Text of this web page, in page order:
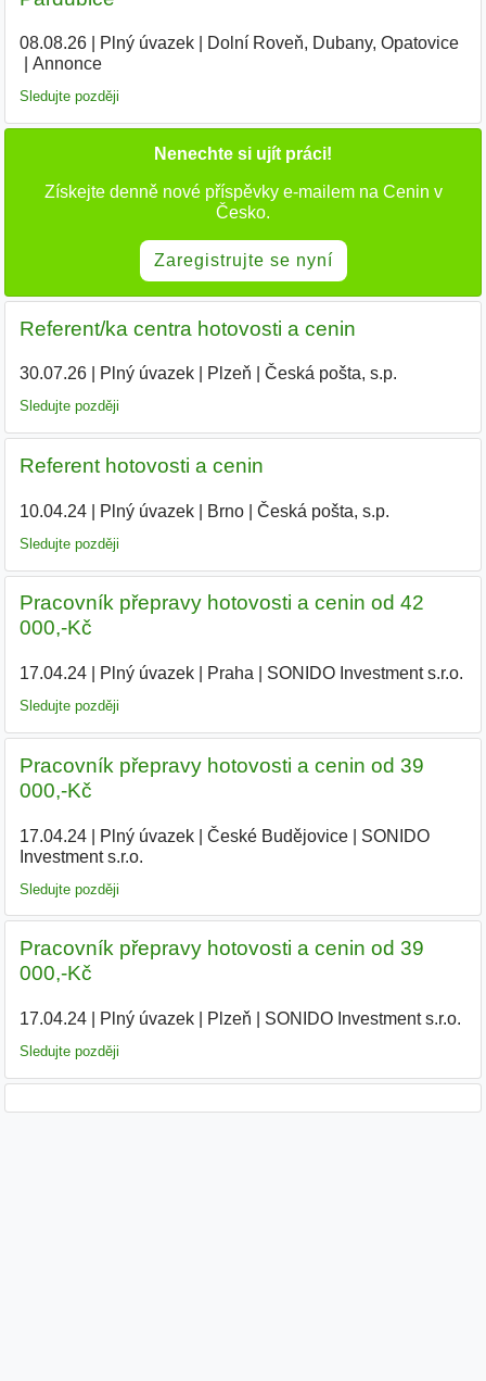
08.08.26| Plný úvazek| Dolní Roveň, Dubany, Opatovice|
Annonce
Sledujte později
Nenechte si ujít práci!
Získejte denně nové příspěvky e-mailem na Cenin v
Česko.
Zaregistrujte se nyní
Referent/ka centra hotovosti a cenin
30.07.26| Plný úvazek| Plzeň Česká pošta, s.p.
Sledujte později
Referent hotovosti a cenin
10.04.24| Plný úvazek| Brno| Česká pošta, s.p.
Sledujte později
Pracovník přepravy hotovosti a cenin od 42
000,-Kč
17.04.24| Plný úvazek| Praha SONIDO Investment s.r.o.
Sledujte později
Pracovník přepravy hotovosti a cenin od 39
000,-Kč
17.04.24| Plný úvazek| České Budějovice|
SONIDO
Investment s.r.o.
Sledujte později
Pracovník přepravy hotovosti a cenin od 39
000,-Kč
17.04.24| Plný úvazek| Plzeň SONIDO Investment s.r.o.
Sledujte později